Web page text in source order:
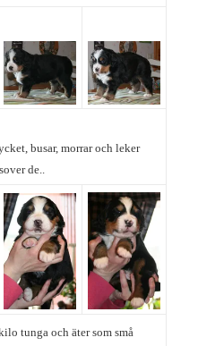
busar, morrar och leker
de..
tunga och äter som små